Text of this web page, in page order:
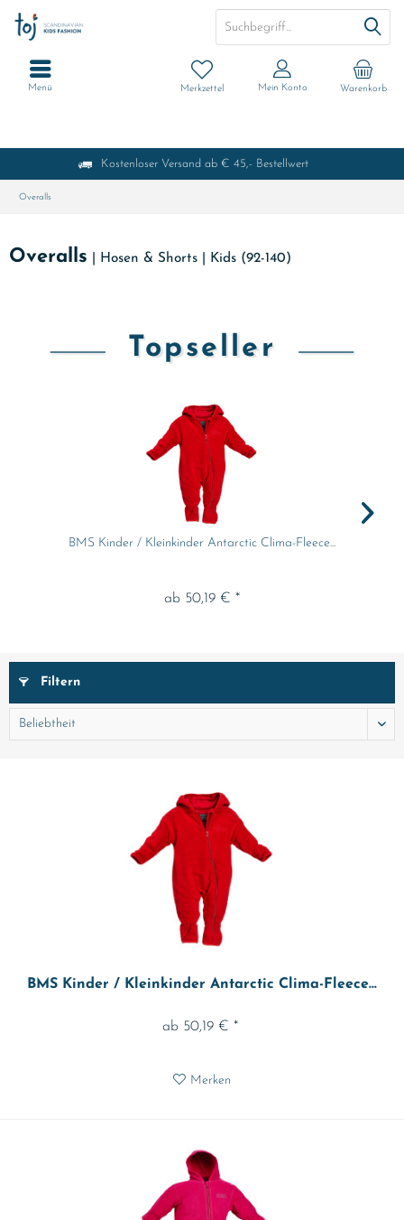
Kostenloser Versand ab € 45,- Bestellwert
Warenkorb
Merkzettel Mein Konto
Menü
Overalls
Overalls Hosen & Shorts| Kids (92-140)
Topseller
BMS Kinder / Kleinkinder Antarctic Clima-Fleece...
ab 50,19 € *
Filtern
BMS Kinder / Kleinkinder Antarctic Clima-Fleece...
ab 50,19 € *
Merken